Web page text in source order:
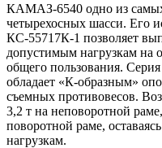
КАМАЗ-6540 одно из
четырехосных шасси. Его
КС-55717К-1 позволяет
допустимым нагрузкам на
общего пользования.
обладает «К-образным»
съемных противовесов.
3,2 т на неповоротной
поворотной раме,
нагрузкам.